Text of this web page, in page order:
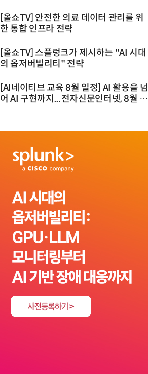
[올쇼TV] 안전한 의료 데이터 관리를 위
한 통합 인프라 전략
[올쇼TV] 스플렁크가 제시하는 "AI 시대
의 옵저버빌리티" 전략
[AI네이티브 교육 8월 일정] AI 활용을 넘
어 AI 구현까지...전자신문인터넷, 8월 실